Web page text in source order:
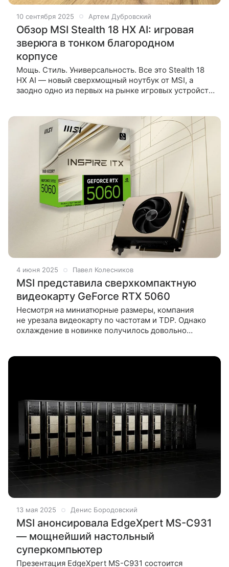
10 сентября 2025 Артем Дубровский
Обзор MSI Stealth 18 HX AI: игровая
зверюга в тонком благородном
корпусе
Мощь. Стиль. Универсальность. Все это Stealth 18
HX AI — новый сверхмощный ноутбук от MSI, а
заодно одно из первых на рынке игровых устройств
4 июня 2025 Павел Колесников
MSI представила сверхкомпактную
видеокарту GeForce RTX 5060
Несмотря на миниатюрные размеры, компания
не урезала видеокарту по частотам и TDP. Однако
охлаждение в новинке получилось довольно
13 мая 2025 Денис Бородовский
MSI анонсировала EdgeXpert MS-C931
— мощнейший настольный
суперкомпьютер
Презентация EdgeXpert MS-C931 состоится